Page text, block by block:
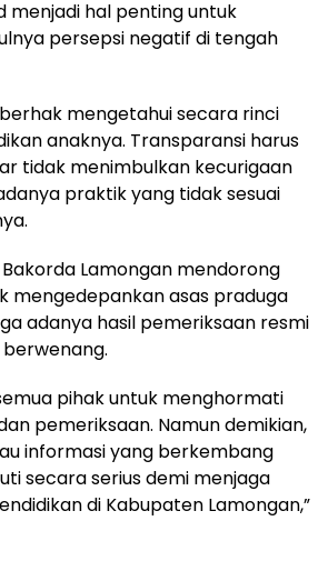
menjadi hal penting untuk
persepsi negatif di tengah
mengetahui secara rinci
anaknya. Transparansi harus
tidak menimbulkan kecurigaan
praktik yang tidak sesuai
Bakorda Lamongan mendorong
mengedepankan asas praduga
adanya hasil pemeriksaan resmi
pihak untuk menghormati
pemeriksaan. Namun demikian,
informasi yang berkembang
secara serius demi menjaga
di Kabupaten Lamongan,”